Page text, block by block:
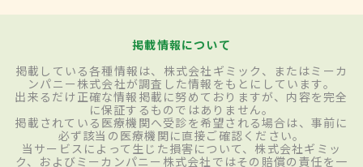
掲載情報について
掲載している各種情報は、株式会社ギミック、またはミーカ
ンパニー株式会社が調査した情報をもとにしています。
出来るだけ正確な情報掲載に努めておりますが、内容を完全
に保証するものではありません。
掲載されている医療機関へ受診を希望される場合は、事前に
必ず該当の医療機関に直接ご確認ください。
当サービスによって生じた損害について、株式会社ギミッ
ク、およびミーカンパニー株式会社ではその賠償の責任を一